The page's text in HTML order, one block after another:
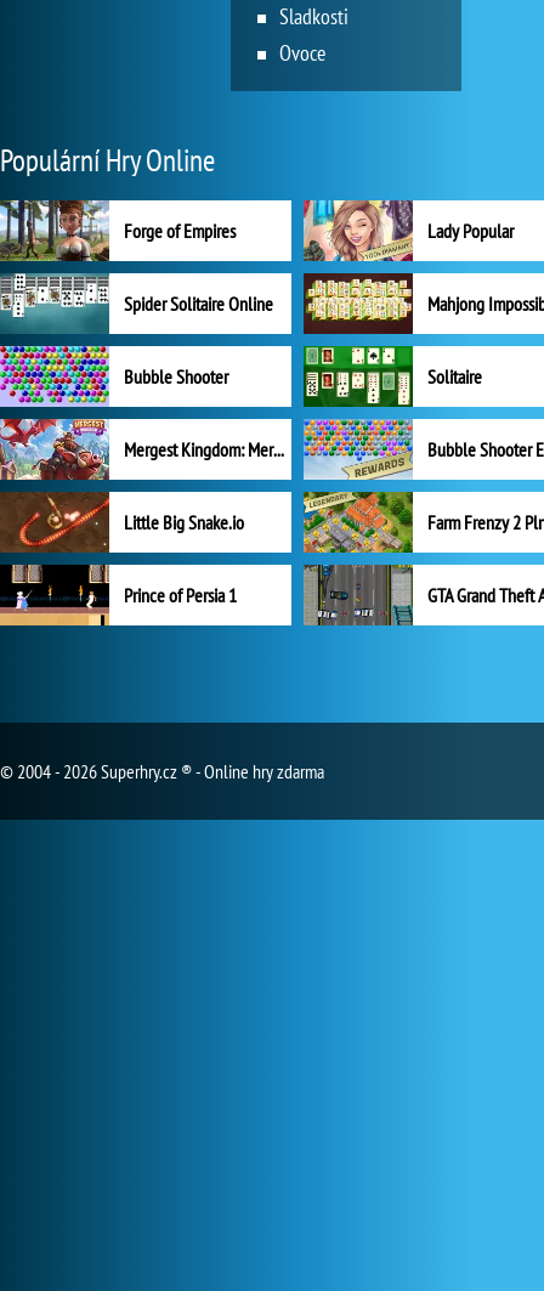
Sladkosti
Ovoce
Populární Hry Online
Forge of Empires Lady Popular
Spider Solitaire Online Mahjong
Bubble Shooter Solitaire
Mergest Kingdom: Merge Puzzle
Little Big Snake.io
Prince of Persia 1 GTA Grand Theft
© 2004 - 2026 Superhry.cz ® - Online hry zdarma